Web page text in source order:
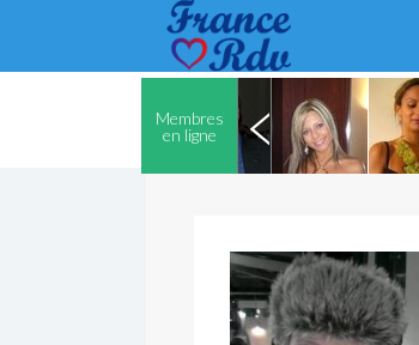
Membres
en ligne